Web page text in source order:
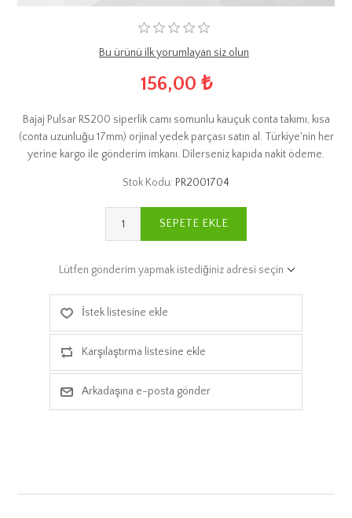
Bu ürünü ilk yorumlayan siz olun
156,00 ₺
Bajaj Pulsar RS200 siperlik camı somunlu kauçuk conta takımı, kısa
(conta uzunluğu 17mm) orjinal yedek parçası satın al. Türkiye'nin her
yerine kargo ile gönderim imkanı. Dilerseniz kapıda nakit ödeme.
Stok Kodu: PR2001704
SEPETE EKLE
Lütfen gönderim yapmak istediğiniz adresi seçin
İstek listesine ekle
Karşılaştırma listesine ekle
Arkadaşına e-posta gönder